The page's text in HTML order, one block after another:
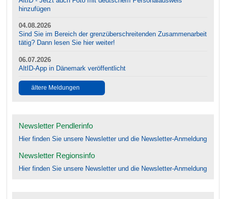
hinzufügen
04.08.2026
Sind Sie im Bereich der grenzüberschreitenden Zusammenarbeit
tätig? Dann lesen Sie hier weiter!
06.07.2026
AltID-App in Dänemark veröffentlicht
ältere Meldungen
Newsletter Pendlerinfo
Hier finden Sie unsere Newsletter und die Newsletter-Anmeldung
Newsletter Regionsinfo
Hier finden Sie unsere Newsletter und die Newsletter-Anmeldung